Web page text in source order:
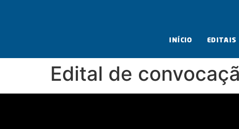
INÍCIO EDITAIS
Edital de